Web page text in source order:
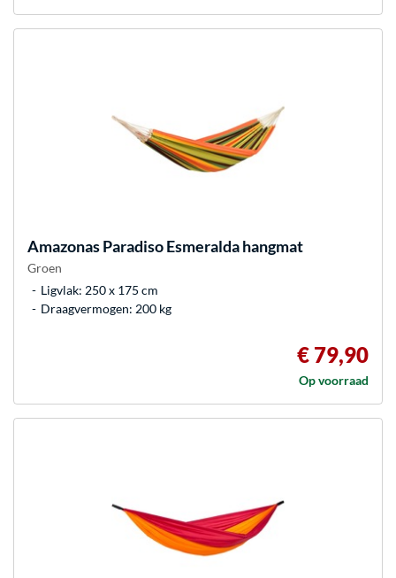
AmazonasParadiso Esmeralda hangmat
Groen
Ligvlak: 250 x 175 cm
Draagvermogen: 200 kg
€ 79,90
Op voorraad